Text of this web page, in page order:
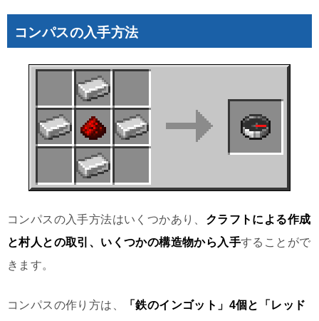
コンパスの入手方法
コンパスの入手方法はいくつかあり、 クラフトによる作成
と村人との取引、いくつかの構造物から入手することがで
きます。
コンパスの作り方は、
「鉄のインゴット」4個と「レッド